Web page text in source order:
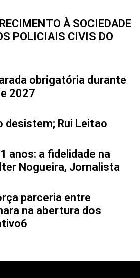
À SOCIEDADE
POLICIAIS CIVIS DO
obrigatória durante
2027
desistem; Rui Leitao
anos: a fidelidade na
Nogueira, Jornalista
parceria entre
na abertura dos